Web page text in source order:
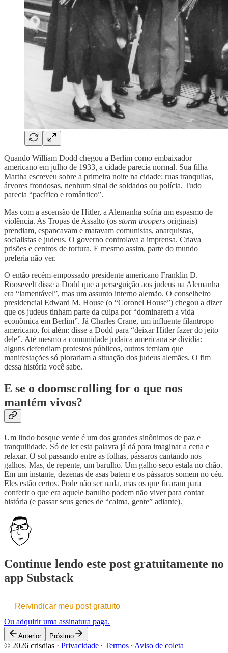
Quando William Dodd chegou a Berlim como embaixador
americano em julho de 1933, a cidade parecia normal. Sua filha
Martha escreveu sobre a primeira noite na cidade: ruas tranquilas,
árvores frondosas, nenhum sinal de soldados ou polícia. Tudo
parecia “pacífico e romântico”.
Mas com a ascensão de Hitler, a Alemanha sofria um espasmo de
violência. As Tropas de Assalto (os storm troopers originais)
prendiam, espancavam e matavam comunistas, anarquistas,
socialistas e judeus. O governo controlava a imprensa. Criava
prisões e centros de tortura. E mesmo assim, parte do mundo
preferia não ver.
O então recém-empossado presidente americano Franklin D.
Roosevelt disse a Dodd que a perseguição aos judeus na Alemanha
era “lamentável”, mas um assunto interno alemão. O conselheiro
presidencial Edward M. House (o “Coronel House”) chegou a dizer
que os judeus tinham parte da culpa por “dominarem a vida
econômica em Berlim”. Já Charles Crane, um influente filantropo
americano, foi além: disse a Dodd para “deixar Hitler fazer do jeito
dele”. Até mesmo a comunidade judaica americana se dividia:
alguns defendiam protestos públicos, outros temiam que
manifestações só piorariam a situação dos judeus alemães. O fim
dessa história você sabe.
E se o doomscrolling for o que nos
mantém vivos?
Um lindo bosque verde é um dos grandes sinônimos de paz e
tranquilidade. Só de ler esta palavra já dá para imaginar a cena e
relaxar. O sol passando entre as folhas, pássaros cantando nos
galhos. Mas, de repente, um barulho. Um galho seco estala no chão.
Em um instante, dezenas de asas batem e os pássaros somem no céu.
Eles estão certos. Pode não ser nada, mas os que ficaram para
conferir o que era aquele barulho podem não viver para contar
história (e passar seus genes de “calma, gente” adiante).
Continue lendo este post gratuitamente no
app Substack
Reivindicar meu post gratuito
Ou adquirir uma assinatura paga.
Anterior Próximo
© 2026 crisdias · Privacidade ∙ Termos ∙ Aviso de coleta